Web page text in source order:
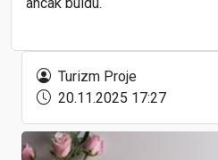
Turizm Proje
20.11.2025 17:27
üçüncü